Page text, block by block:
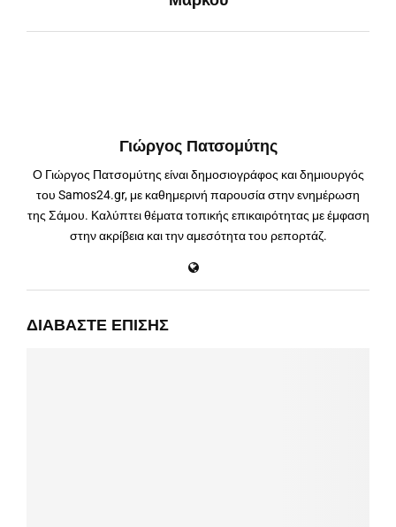
Γιώργος Πατσομύτης
Ο Γιώργος Πατσομύτης είναι δημοσιογράφος και δημιουργός
του Samos24.gr, με καθημερινή παρουσία στην ενημέρωση
της Σάμου. Καλύπτει θέματα τοπικής επικαιρότητας με έμφαση
στην ακρίβεια και την αμεσότητα του ρεπορτάζ.
ΔΙΑΒΆΣΤΕ ΕΠΊΣΗΣ